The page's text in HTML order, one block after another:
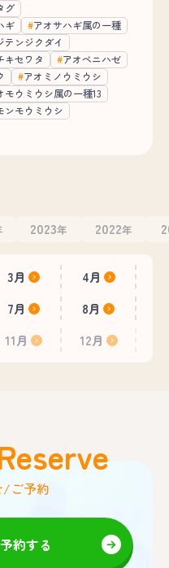
グ
ギ
アオサハギ属の一種
テンジクダイ
キセワタ
アオベニハゼ
アオミノウミウシ
モウミウシ属の一種13
ンモウミウシ
2023年 2022年
3月
4月
7月
8月
11月 12月
/ご予約
約する